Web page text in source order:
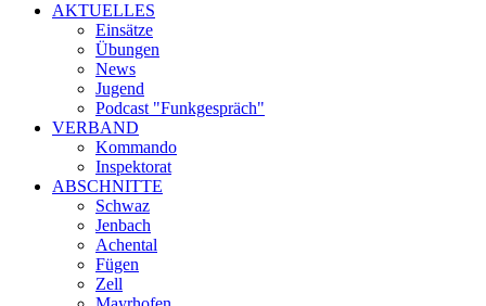
AKTUELLES
Einsätze
Übungen
News
Jugend
Podcast "Funkgespräch"
VERBAND
Kommando
Inspektorat
ABSCHNITTE
Schwaz
Jenbach
Achental
Fügen
Zell